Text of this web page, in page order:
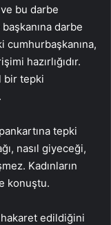
bu darbe
darbe
cumhurbaşkanına,
hazırlığıdır.
bir tepki
tepki
nasıl giyeceği,
Kadınların
konuştu.
edildiğini